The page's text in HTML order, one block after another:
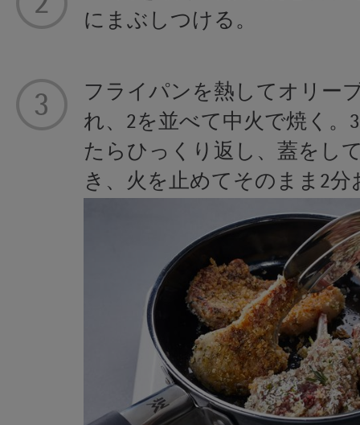
にまぶしつける。
フライパンを熱してオリー
れ、2を並べて中火で焼く。
たらひっくり返し、蓋をし
き、火を止めてそのまま2分